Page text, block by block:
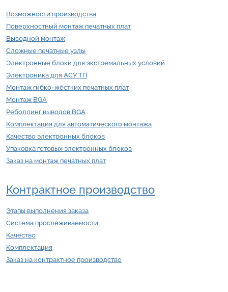
Возможности производства
Поверхностный монтаж печатных плат
Выводной монтаж
Сложные печатные узлы
Электронные блоки для экстремальных условий
Электроника для АСУ ТП
Монтаж гибко-жёстких печатных плат
Монтаж BGA
Реболлинг выводов BGA
Комплектация для автоматического монтажа
Качество электронных блоков
Упаковка готовых электронных блоков
Заказ на монтаж печатных плат
Контрактное производство
Этапы выполнения заказа
Система прослеживаемости
Качество
Комплектация
Заказ на контрактное производство